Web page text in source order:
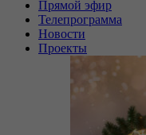
Прямой эфир
Телепрограмма
Новости
Проекты